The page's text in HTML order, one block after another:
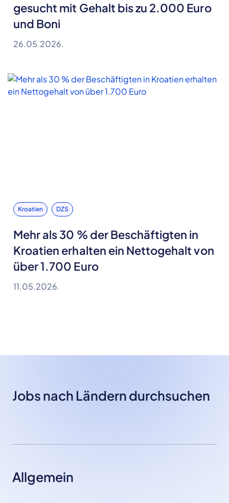
gesucht mit Gehalt bis zu 2.000 Euro
und Boni
26.05.2026.
Kroatien DZS
Mehr als 30 % der Beschäftigten in
Kroatien erhalten ein Nettogehalt von
über 1.700 Euro
11.05.2026.
Jobs nach Ländern durchsuchen
Allgemein